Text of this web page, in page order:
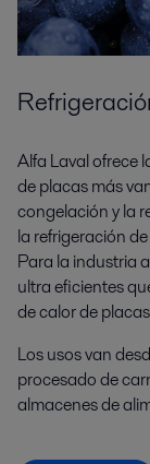
Alfa Laval ofrece
de placas más
congelación y la
la refrigeración
Para la industria
ultra eficientes
de calor de
Los usos van
procesado de
almacenes de